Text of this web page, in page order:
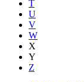
T
U
V
W
X
Y
Z